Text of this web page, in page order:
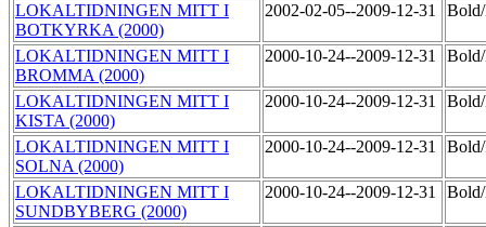
LOKALTIDNINGEN MITT I
BOTKYRKA (2000)
2002-02-05--2009-12-31
LOKALTIDNINGEN MITT I
BROMMA (2000)
2000-10-24--2009-12-31
LOKALTIDNINGEN MITT I
KISTA (2000)
2000-10-24--2009-12-31
LOKALTIDNINGEN MITT I
SOLNA (2000)
2000-10-24--2009-12-31
LOKALTIDNINGEN MITT I
SUNDBYBERG (2000)
2000-10-24--2009-12-31